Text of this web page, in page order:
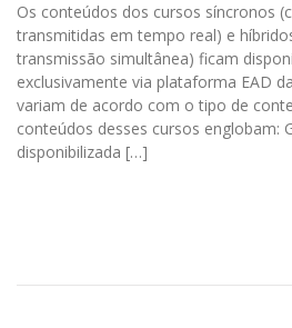
Os conteúdos dos cursos síncronos
transmitidas em tempo real) e
transmissão simultânea) ficam
exclusivamente via plataforma EAD
variam de acordo com o tipo de
conteúdos desses cursos englobam:
disponibilizada […]